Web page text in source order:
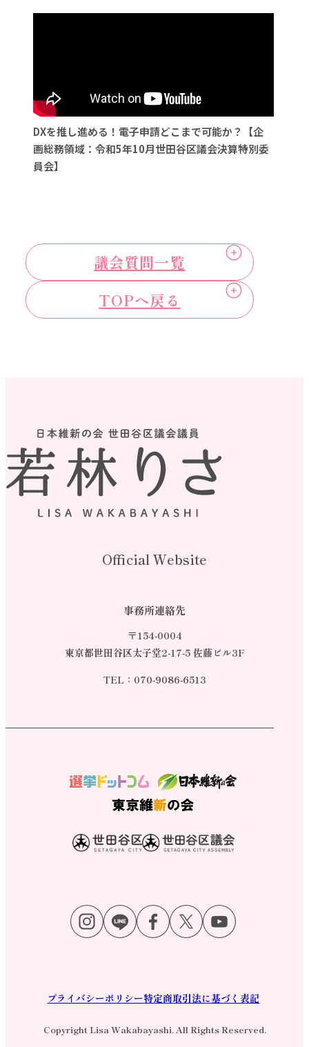
DXを推し進める！電子申請どこまで可能か？【企
画総務領域：令和5年10月世田谷区議会決算特別委
員会】
議会質問一覧
TOPへ戻る
Official Website
事務所連絡先
〒154-0004
東京都世田谷区太子堂2-17-5 佐藤ビル3F
TEL： 070-9086-6513
プライバシーポリシー特定商取引法に基づく表記
Copyright Lisa Wakabayashi. All Rights Reserved.